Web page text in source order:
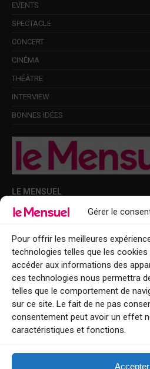
Gérer le
Pour offrir les meilleures
technologies telles que les
accéder aux informations des
ces technologies nous permettra
telles que le comportement de
sur ce site. Le fait de ne pas
consentement peut avoir un effet
caractéristiques et fonctions.
Accepter
EVENTS
SPECTACLE
CONCERT
CINÉMA
THÉÂTRE
INTERVIEW
BONNES IDÉES
LE MENSUEL
Points de diffusion Var et Alpes-
Le Mensuel en PDF : consultez le
Qui sommes-nous ?
BFM Top Sorties
EVENT
Tourisme week-end : envie de vous
Explorez nos bonnes adresses